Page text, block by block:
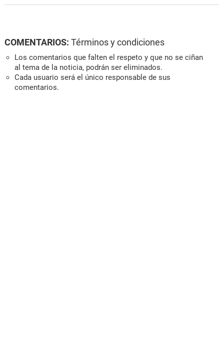
COMENTARIOS: Términos y condiciones
Los comentarios que falten el respeto y que no se ciñan
al tema de la noticia, podrán ser eliminados.
Cada usuario será el único responsable de sus
comentarios.